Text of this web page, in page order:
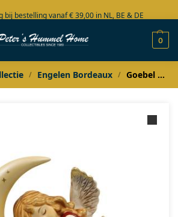
bij bestelling vanaf € 39,00 in NL, BE & DE
collectie in voorraad
0
/ Engelen Bordeaux / Goebel Bordeaux Engel Kleine Traumreise